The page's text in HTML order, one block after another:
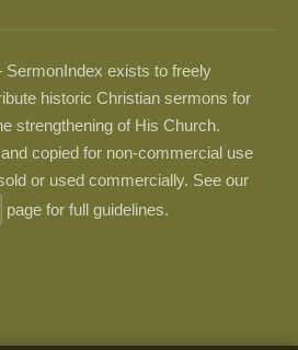
exists to freely
historic Christian sermons for
strengthening of His Church.
copied for non-commercial use
or used commercially. See our
page for full guidelines.